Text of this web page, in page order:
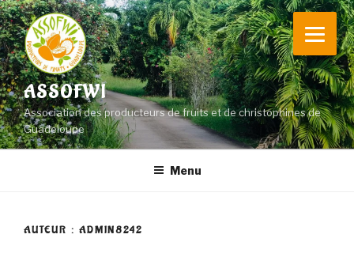
Aller
au
contenu
principal
ASSOFWI
Association des producteurs de fruits et de christophines de
Guadeloupe
Menu
AUTEUR : ADMIN8242